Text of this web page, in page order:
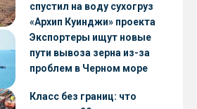
спустил на воду сухогруз
«Архип Куинджи» проекта
RSD59
Экспортеры ищут новые
пути вывоза зерна из-за
проблем в Черном море
Класс без границ: что